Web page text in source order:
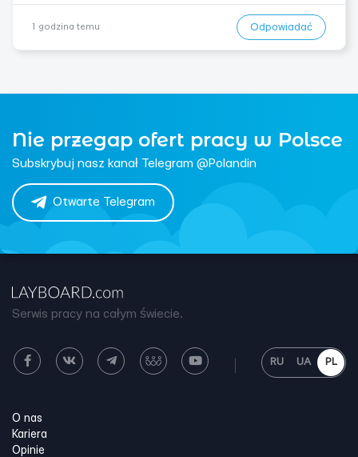
1 godzina temu Odpowiadać
Nie przegap ofert pracy w Polsce
Subskrybuj nasz kanał Telegram @Polandin
Otwarte Telegram
Serwis pracy na całym świecie.
RU UA PL
O nas
Kariera
Opinie